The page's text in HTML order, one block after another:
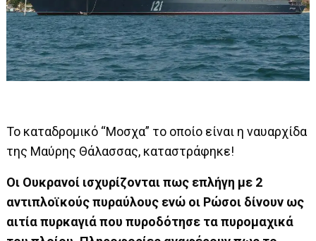
Το καταδρομικό “Μοσχα” το οποίο είναι η ναυαρχίδα
της Μαύρης Θάλασσας, καταστράφηκε!
Οι Ουκρανοί ισχυρίζονται πως επλήγη με 2
αντιπλοϊκούς πυραύλους ενώ οι Ρώσοι δίνουν ως
αιτία πυρκαγιά που πυροδότησε τα πυρομαχικά